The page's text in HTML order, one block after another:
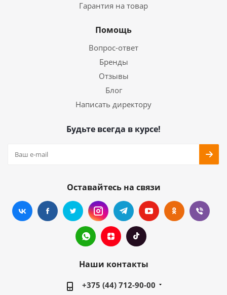
Гарантия на товар
Помощь
Вопрос-ответ
Бренды
Отзывы
Блог
Написать директору
Будьте всегда в курсе!
Оставайтесь на связи
Наши контакты
+375 (44) 712-90-00